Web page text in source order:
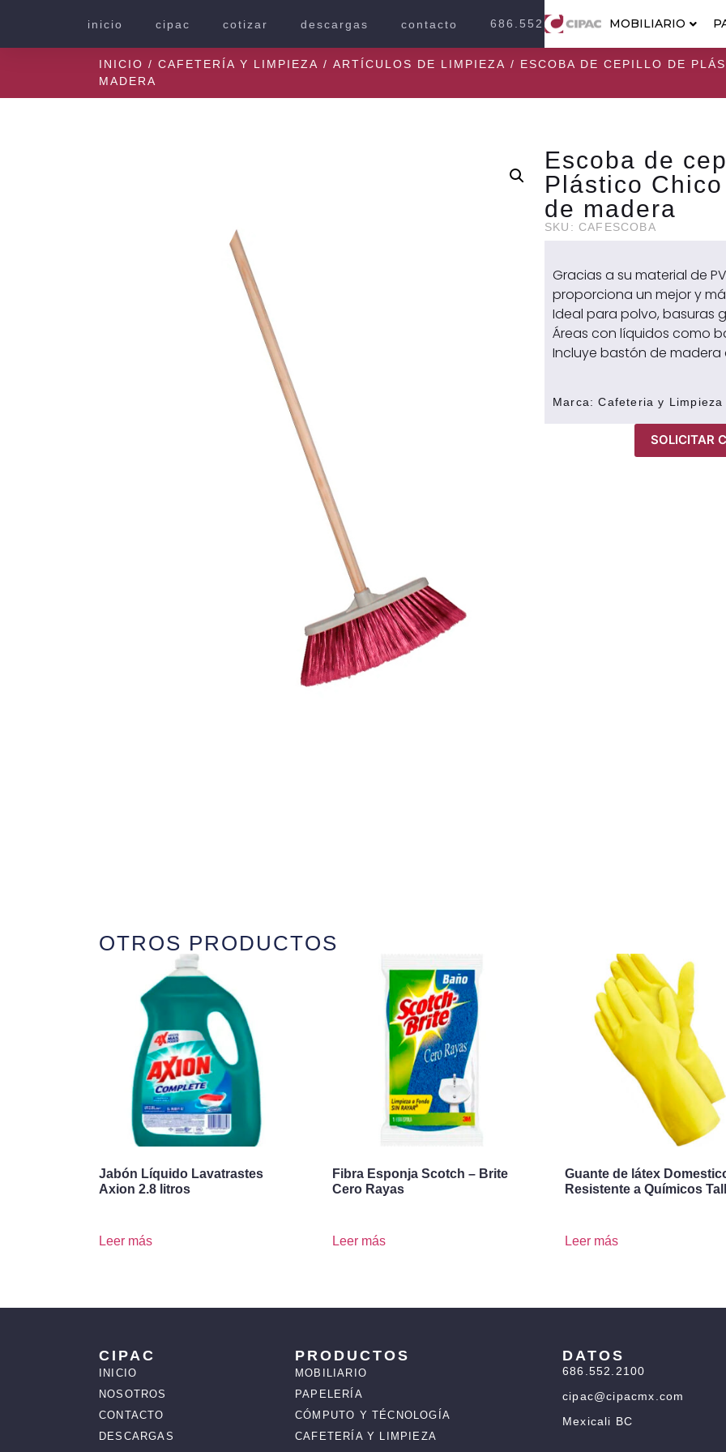
inicio cipac cotizar descargas contacto 686.552.2100 MOBILIARIO
INICIO / CAFETERÍA Y LIMPIEZA / ARTÍCULOS DE LIMPIEZA / ESCOBA DE CEPILLO DE
MADERA
Escoba de
Plástico
de madera
SKU: CAFESCOBA
Gracias a su material de
proporciona un mejor y
Ideal para polvo, basuras
Áreas con líquidos como
Incluye bastón de madera
Marca:Cafeteria y Limpieza
SOLICITAR
OTROS PRODUCTOS
Jabón Líquido Lavatrastes
Axion 2.8 litros
Leer más
Fibra Esponja Scotch – Brite
Cero Rayas
Leer más
Guante de látex
Resistente a Químicos
Leer más
CIPAC
INICIO
NOSOTROS
CONTACTO
DESCARGAS
PRODUCTOS
MOBILIARIO
PAPELERÍA
CÓMPUTO Y TÉCNOLOGÍA
CAFETERÍA Y LIMPIEZA
DATOS
686.552.2100
cipac@cipacmx.com
Mexicali BC